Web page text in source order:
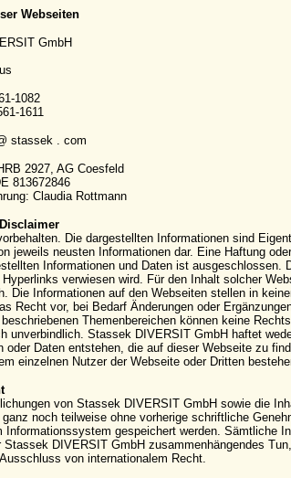
Webseiten
GmbH
1082
1611
stassek . com
2927, AG Coesfeld
813672846
Claudia Rottmann
Die dargestellten Informationen sind
jeweils neusten Informationen dar. Eine Haftung
Informationen und Daten ist
Hyperlinks verwiesen wird. Für den Inhalt solcher
Die Informationen auf den Webseiten stellen in
Recht vor, bei Bedarf Änderungen oder
Themenbereichen können keine
unverbindlich. Stassek DIVERSIT GmbH haftet
oder Daten entstehen, die auf dieser Webseite zu
einzelnen Nutzer der Webseite oder Dritten
von Stassek DIVERSIT GmbH sowie die
ganz noch teilweise ohne vorherige schriftliche
Informationssystem gespeichert werden. Sämtliche
Stassek DIVERSIT GmbH zusammenhängendes
von internationalem Recht.